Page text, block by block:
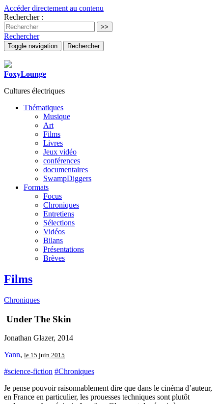
Accéder directement au contenu
Rechercher :
Rechercher
Toggle navigation Rechercher
FoxyLounge
Cultures électriques
Thématiques
Musique
Art
Films
Livres
Jeux vidéo
conférences
documentaires
SwampDiggers
Formats
Focus
Chroniques
Entretiens
Sélections
Vidéos
Bilans
Présentations
Brèves
Films
Chroniques
Under The Skin
Jonathan Glazer, 2014
Yann, le 15 juin 2015
#science-fiction #Chroniques
Je pense pouvoir raisonnablement dire que dans le cinéma d’auteur,
en France en particulier, les prouesses techniques sont plutôt